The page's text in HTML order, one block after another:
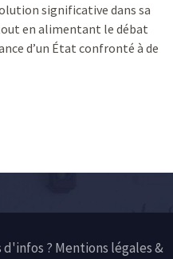
significative dans sa
en alimentant le débat
d’un État confronté à de
d'infos ? Mentions légales &